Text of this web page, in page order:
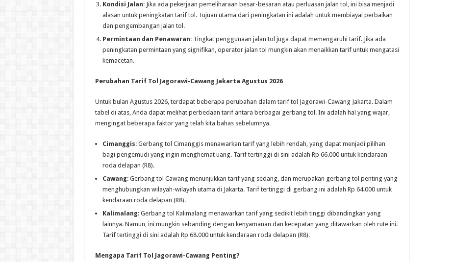
Kondisi Jalan: Jika ada pekerjaan pemeliharaan besar-besaran atau perluasan jalan tol, ini bisa menjadi
alasan untuk peningkatan tarif tol. Tujuan utama dari peningkatan ini adalah untuk membiayai perbaikan
dan pengembangan jalan tol.
Permintaan dan Penawaran: Tingkat penggunaan jalan tol juga dapat memengaruhi tarif. Jika ada
peningkatan permintaan yang signifikan, operator jalan tol mungkin akan menaikkan tarif untuk mengatasi
kemacetan.
Perubahan Tarif Tol Jagorawi-Cawang Jakarta Agustus 2026
Untuk bulan Agustus 2026, terdapat beberapa perubahan dalam tarif tol Jagorawi-Cawang Jakarta. Dalam
tabel di atas, Anda dapat melihat perbedaan tarif antara berbagai gerbang tol. Ini adalah hal yang wajar,
mengingat beberapa faktor yang telah kita bahas sebelumnya.
Cimanggis: Gerbang tol Cimanggis menawarkan tarif yang lebih rendah, yang dapat menjadi pilihan
bagi pengemudi yang ingin menghemat uang. Tarif tertinggi di sini adalah Rp 66.000 untuk kendaraan
roda delapan (R8).
Cawang: Gerbang tol Cawang menunjukkan tarif yang sedang, dan merupakan gerbang tol penting yang
menghubungkan wilayah-wilayah utama di Jakarta. Tarif tertinggi di gerbang ini adalah Rp 64.000 untuk
kendaraan roda delapan (R8).
Kalimalang: Gerbang tol Kalimalang menawarkan tarif yang sedikit lebih tinggi dibandingkan yang
lainnya. Namun, ini mungkin sebanding dengan kenyamanan dan kecepatan yang ditawarkan oleh rute ini.
Tarif tertinggi di sini adalah Rp 68.000 untuk kendaraan roda delapan (R8).
Mengapa Tarif Tol Jagorawi-Cawang Penting?